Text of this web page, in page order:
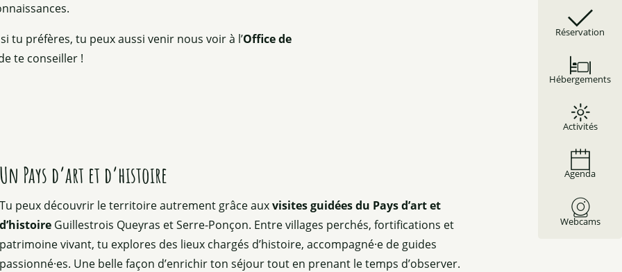
Réservation
Hébergements
Activités
Agenda
Webcams
tu préfères, tu peux aussi venir nous voir à l’Office de
te conseiller !
Un Pays d’art et d’histoire
Tu peux découvrir le territoire autrement grâce auxvisites guidées du Pays d’art et
d’histoire Guillestrois Queyras et Serre-Ponçon. Entre villages perchés, fortifications et
patrimoine vivant, tu explores des lieux chargés d’histoire, accompagné·e de guides
passionné·es. Une belle façon d’enrichir ton séjour tout en prenant le temps d’observer.